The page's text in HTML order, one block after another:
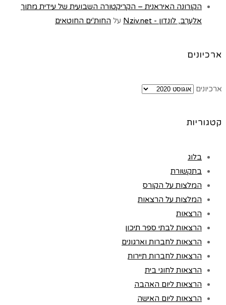
הקורונה האיראנית – הקריקטורה השבועית של עידית מתוך
אלעַרַבּ, לונדון - Nziv.net
על החוּת'ים החוטאים
ארכיונים
ארכיונים
קטגוריות
בלוג
בתקשורת
המלצות על הקורס
המלצות על הרצאות
הרצאות
הרצאות לבתי ספר תיכון
הרצאות לחברות וארגונים
הרצאות לחברות תיירות
הרצאות לחוגי בית
הרצאות ליום האהבה
הרצאות ליום האישה